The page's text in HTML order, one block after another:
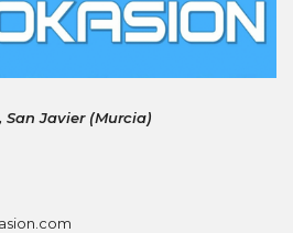
San Javier (Murcia)